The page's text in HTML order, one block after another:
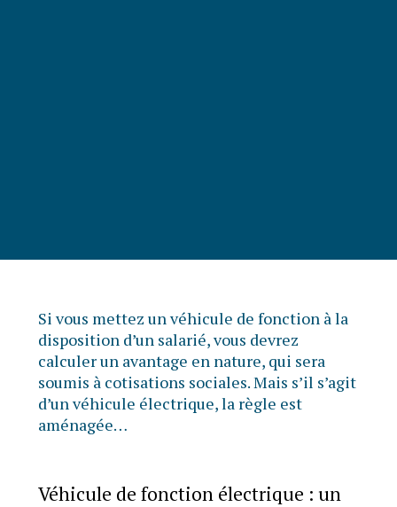
Si vous mettez un véhicule de fonction à la
disposition d’un salarié, vous devrez
calculer un avantage en nature, qui sera
soumis à cotisations sociales. Mais s’il s’agit
d’un véhicule électrique, la règle est
aménagée…
Véhicule de fonction électrique : un